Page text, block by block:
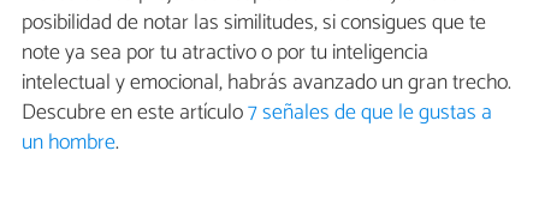
posibilidad de notar las similitudes, si consigues que te
note ya sea por tu atractivo o por tu inteligencia
intelectual y emocional, habrás avanzado un gran trecho.
Descubre en este artículo7 señales de que le gustas a
un hombre.